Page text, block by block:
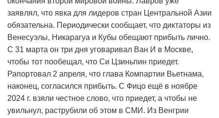
заявлял, что явка для лидеров стран Центральной Азии
обязательна. Периодически сообщает, что диктаторы из
Венесуэлы, Никарагуа и Кубы обещают прибыть лично.
С 31 марта он три дня уговаривал Ван И в Москве,
чтобы тот пообещал, что Си Цзиньпин приедет.
Рапортовал 2 апреля, что глава Компартии Вьетнама,
наконец, согласился прибыть. С Фицо ещё в ноябре
2024 г. взяли честное слово, что приедет, а чтобы не
увильнул, раструбили об этом в СМИ. Из Венгрии